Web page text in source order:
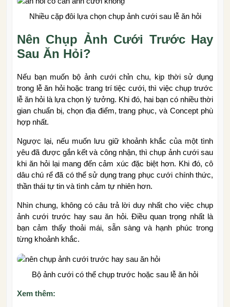
Nhiều cặp đôi lựa chọn chụp ảnh cưới sau lễ ăn hỏi
Nên Chụp Ảnh Cưới Trước Hay
Sau Ăn Hỏi?
Nếu bạn muốn bộ ảnh cưới chỉn chu, kịp thời sử dụng
trong lễ ăn hỏi hoặc trang trí tiệc cưới, thì việc chụp trước
lễ ăn hỏi là lựa chọn lý tưởng. Khi đó, hai bạn có nhiều thời
gian chuẩn bị, chọn địa điểm, trang phục, và Concept phù
hợp nhất.
Ngược lại, nếu muốn lưu giữ khoảnh khắc của một tình
yêu đã được gắn kết và công nhận, thì chụp ảnh cưới sau
khi ăn hỏi lại mang đến cảm xúc đặc biệt hơn. Khi đó, cô
dâu chú rể đã có thể sử dụng trang phục cưới chính thức,
thần thái tự tin và tình cảm tự nhiên hơn.
Nhìn chung, không có câu trả lời duy nhất cho việc chụp
ảnh cưới trước hay sau ăn hỏi.Điều quan trọng nhất là
bạn cảm thấy thoải mái, sẵn sàng và hạnh phúc trong
từng khoảnh khắc.
Bộ ảnh cưới có thể chụp trước hoặc sau lễ ăn hỏi
Xem thêm: